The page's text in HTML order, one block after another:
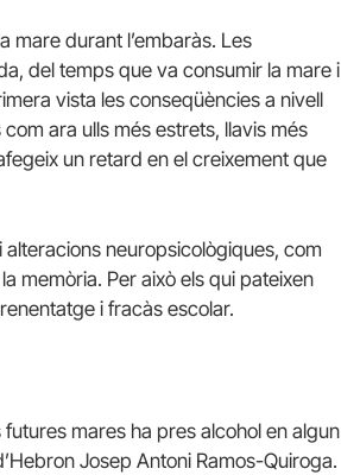
mare durant l’embaràs. Les
del temps que va consumir la mare i
vista les conseqüències a nivell
ara ulls més estrets, llavis més
un retard en el creixement que
neuropsicològiques, com
memòria. Per això els qui pateixen
i fracàs escolar.
mares ha pres alcohol en algun
Josep Antoni Ramos-Quiroga.